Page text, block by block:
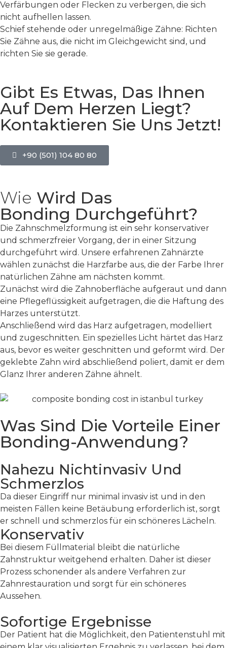
Verfärbungen oder Flecken zu verbergen, die sich
nicht aufhellen lassen.
Schief stehende oder unregelmäßige Zähne: Richten
Sie Zähne aus, die nicht im Gleichgewicht sind, und
richten Sie sie gerade.
Gibt Es Etwas, Das Ihnen
Auf Dem Herzen Liegt?
Kontaktieren Sie Uns Jetzt!
+90 (501) 104 80 80
Wie Wird Das
Bonding Durchgeführt?
Die Zahnschmelzformung ist ein sehr konservativer
und schmerzfreier Vorgang, der in einer Sitzung
durchgeführt wird. Unsere erfahrenen Zahnärzte
wählen zunächst die Harzfarbe aus, die der Farbe Ihrer
natürlichen Zähne am nächsten kommt.
Zunächst wird die Zahnoberfläche aufgeraut und dann
eine Pflegeflüssigkeit aufgetragen, die die Haftung des
Harzes unterstützt.
Anschließend wird das Harz aufgetragen, modelliert
und zugeschnitten. Ein spezielles Licht härtet das Harz
aus, bevor es weiter geschnitten und geformt wird. Der
geklebte Zahn wird abschließend poliert, damit er dem
Glanz Ihrer anderen Zähne ähnelt.
Was Sind Die Vorteile Einer
Bonding-Anwendung?
Nahezu Nichtinvasiv Und
Schmerzlos
Da dieser Eingriff nur minimal invasiv ist und in den
meisten Fällen keine Betäubung erforderlich ist, sorgt
er schnell und schmerzlos für ein schöneres Lächeln.
Konservativ
Bei diesem Füllmaterial bleibt die natürliche
Zahnstruktur weitgehend erhalten. Daher ist dieser
Prozess schonender als andere Verfahren zur
Zahnrestauration und sorgt für ein schöneres
Aussehen.
Sofortige Ergebnisse
Der Patient hat die Möglichkeit, den Patientenstuhl mit